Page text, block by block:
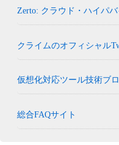
Zerto: クラウド・ハイパ
クライムのオフィシャル
仮想化対応ツール技術ブ
総合FAQサイト